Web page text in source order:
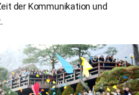
der Kommunikation und